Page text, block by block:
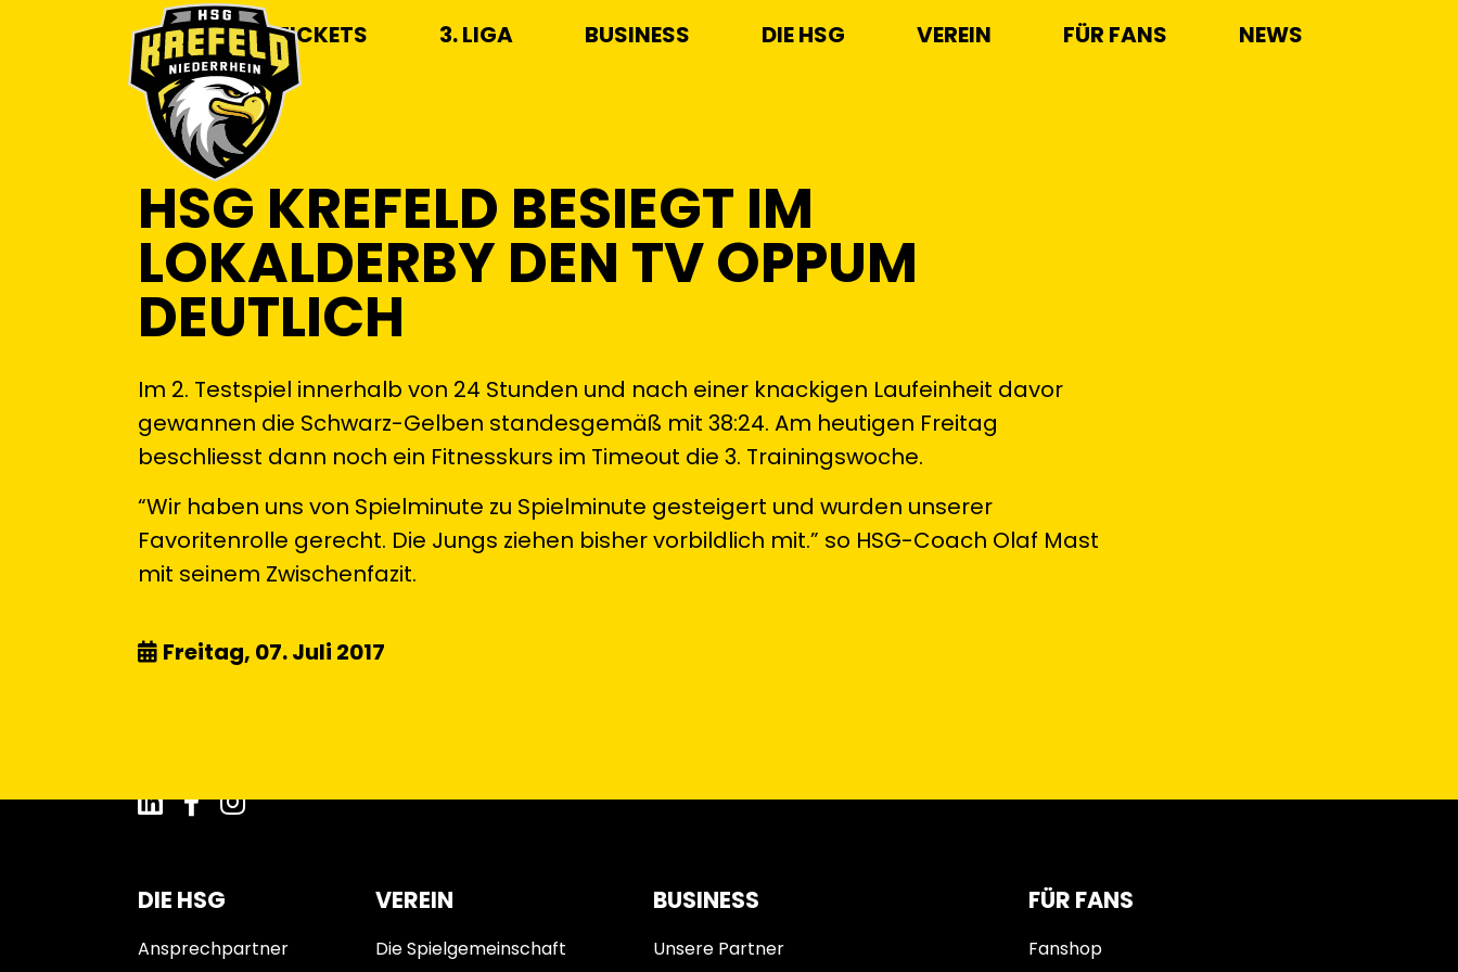
TICKETS 3. LIGA BUSINESS DIE HSG VEREIN FÜR FANS NEWS
HSG KREFELD BESIEGT IM
LOKALDERBY DEN TV OPPUM
DEUTLICH
Im 2. Testspiel innerhalb von 24 Stunden und nach einer knackigen Laufeinheit davor
gewannen die Schwarz-Gelben standesgemäß mit 38:24. Am heutigen Freitag
beschliesst dann noch ein Fitnesskurs im Timeout die 3. Trainingswoche.
“Wir haben uns von Spielminute zu Spielminute gesteigert und wurden unserer
Favoritenrolle gerecht. Die Jungs ziehen bisher vorbildlich mit.” so HSG-Coach Olaf Mast
mit seinem Zwischenfazit.
Freitag, 07. Juli 2017
DIE HSG
Ansprechpartner
VEREIN
Die Spielgemeinschaft
BUSINESS
Unsere Partner
FÜR FANS
Fanshop